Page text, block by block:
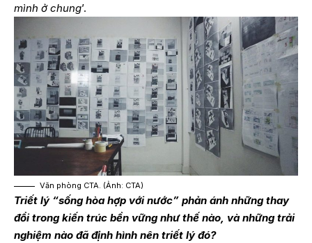
mình ở chung’.
Văn phòng CTA. (Ảnh: CTA)
Triết lý “sống hòa hợp với nước” phản ánh những thay
đổi trong kiến ​​trúc bền vững như thế nào, và những trải
nghiệm nào đã định hình nên triết lý đó?